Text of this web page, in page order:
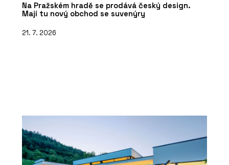
Na Pražském hradě se prodává český design.
Mají tu nový obchod se suvenýry
21. 7. 2026